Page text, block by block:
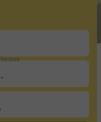
Vertrek
-